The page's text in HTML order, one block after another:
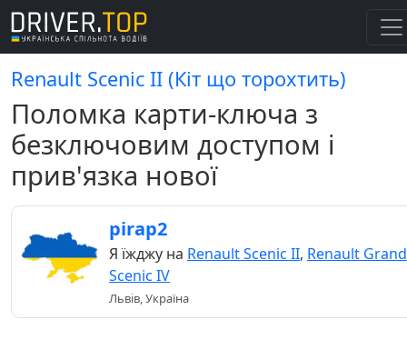
Renault Scenic II (Кіт що торохтить)
Поломка карти-ключа з
безключовим доступом і
прив'язка нової
pirap2
Я їжджу на Renault Scenic II, Renault Grand
Scenic IV
Львів, Україна